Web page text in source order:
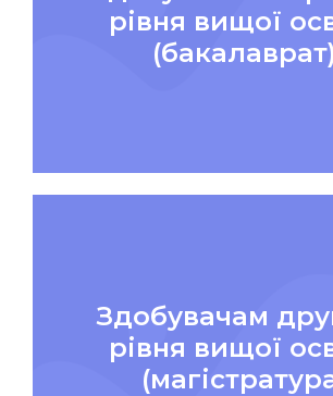
рівня вищої
(бакалаврат)
Здобувачам
рівня вищої